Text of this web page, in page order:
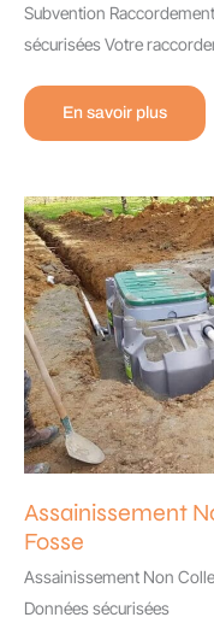
Subvention
sécurisées Votre
Subvention
Fibre
l’Aide
de
l’État
En savoir plus
Assainissement
Fosse
Assainissement Non
Données sécurisées